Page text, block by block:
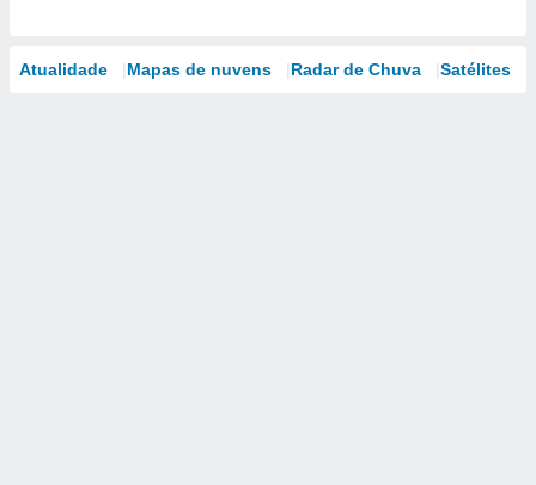
Atualidade Mapas de nuvens Radar de Chuva Satélites